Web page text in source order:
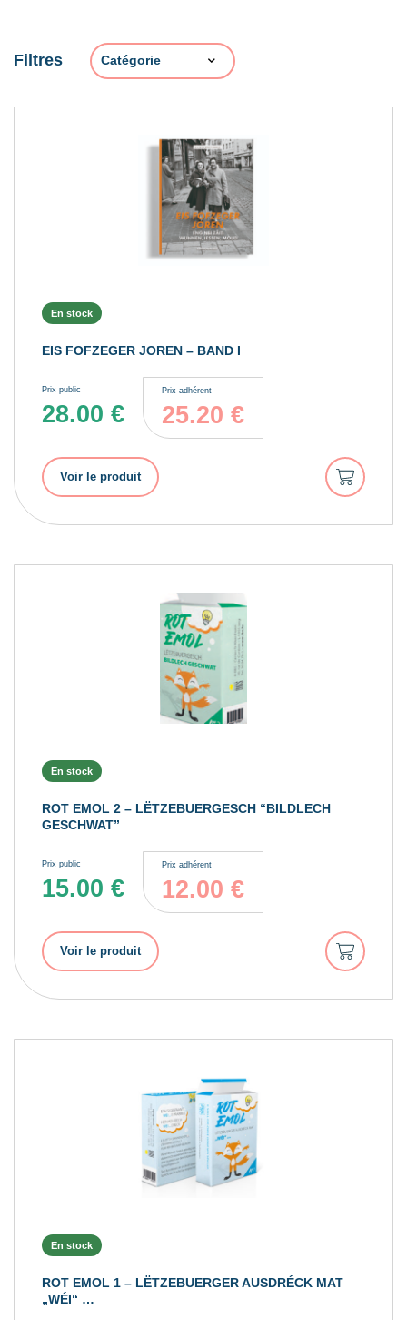
Filtres
En stock
EIS FOFZEGER JOREN – BAND I
Prix public
28.00 €
Prix adhérent
25.20 €
Voir le produit
Ajouter
au
panier
En stock
ROT EMOL 2 – LËTZEBUERGESCH “BILDLECH
GESCHWAT”
Prix public
15.00 €
Prix adhérent
12.00 €
Voir le produit
Ajouter
au
panier
En stock
ROT EMOL 1 – LËTZEBUERGER AUSDRÉCK MAT
„WÉI“ …